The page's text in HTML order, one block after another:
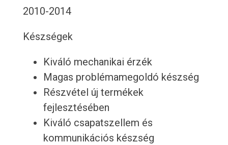
2010-2014
Készségek
Kiváló mechanikai érzék
Magas problémamegoldó készség
Részvétel új termékek
fejlesztésében
Kiváló csapatszellem és
kommunikációs készség